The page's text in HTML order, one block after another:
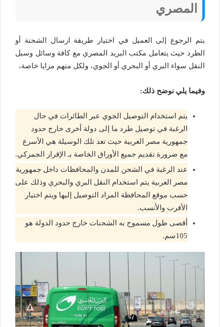
المصري
يتم الرجوع إلى العميل في اختيار طريقة ارسال الشحنة أو
الطرد حيث يتعامل مكتب البريد المصري مع كافة وسائل وسبل
النقل سواء البري أو البحري أو الجوي، ولكل منهم مزايا خاصة،
وفيما يلي نوضح ذلك:
يتم استخدام التوصيل الجوي عبر الطائرات في حال
الرغبة في توصيل طرد ما إلى دولة أخرى خارج حدود
جمهورية مصر العربية حيث تعد تلك الوسيلة هي الأسرع
مع ضرورة تقديم جميع الأوراق الخاصة بـ الإقرار الجمركي.
عند الرغبة في الشحن للمدن والمحافظات داخل جمهورية
مصر العربية يتم استخدام النقل البري والبحري وذلك على
حسب موقع المحافظة المراد التوصيل إليها ويتم اختيار
الأقرب والأنسب.
أقصى طول مسموح به الشحنات خارج حدود الدولة هو
105سم.